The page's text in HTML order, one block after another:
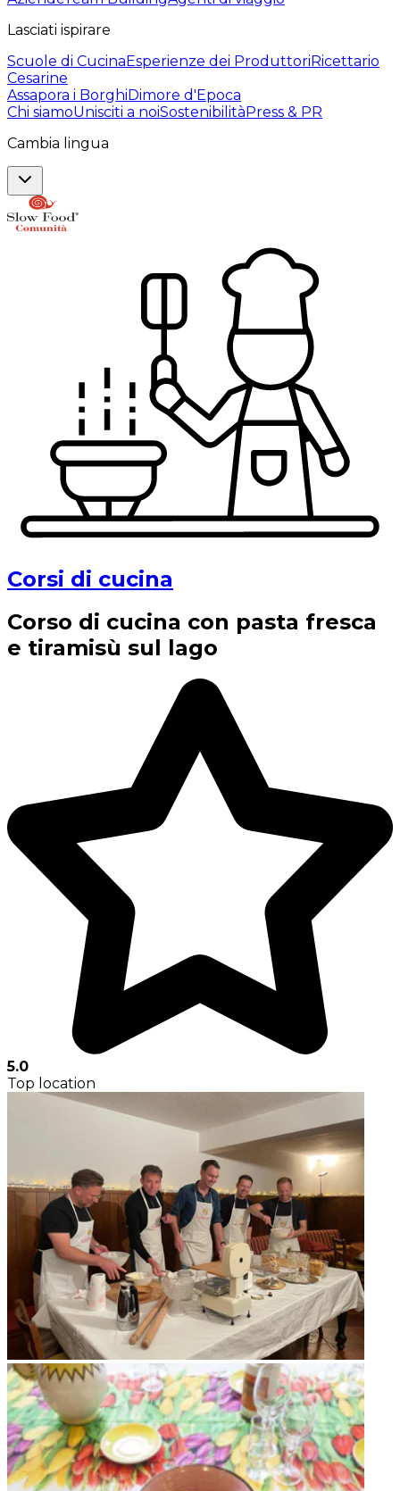
Lasciati ispirare
Scuole di CucinaEsperienze dei ProduttoriRicettario
Cesarine
Assapora i BorghiDimore d'Epoca
Chi siamoUnisciti a noiSostenibilitàPress & PR
Cambia lingua
Corsi di cucina
Corso di cucina con pasta fresca
e tiramisù sul lago
5.0
Top location